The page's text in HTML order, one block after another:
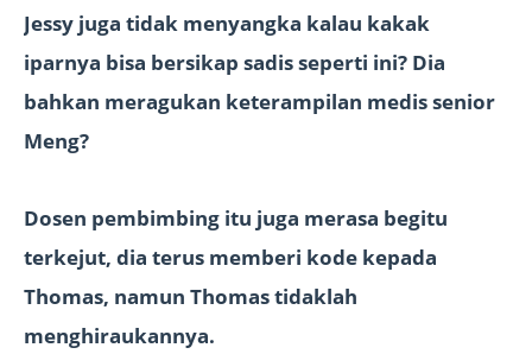
Jessy juga tidak menyangka kalau kakak
iparnya bisa bersikap sadis seperti ini? Dia
bahkan meragukan keterampilan medis senior
Meng?
Dosen pembimbing itu juga merasa begitu
terkejut, dia terus memberi kode kepada
Thomas, namun Thomas tidaklah
menghiraukannya.